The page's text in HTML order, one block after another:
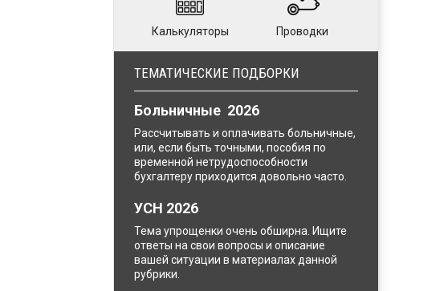
Калькуляторы Проводки
ТЕМАТИЧЕСКИЕ ПОДБОРКИ
Больничные 2026
Рассчитывать и оплачивать больничные,
или, если быть точными, пособия по
временной нетрудоспособности
бухгалтеру приходится довольно часто.
УСН 2026
Тема упрощенки очень обширна. Ищите
ответы на свои вопросы и описание
вашей ситуации в материалах данной
рубрики.